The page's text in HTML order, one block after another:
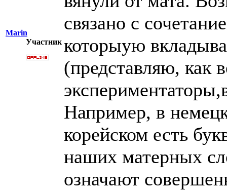
Marin
Участник
связано с
которыую
(представляю, как
Например, в
корейском есть
наших матерных
означают